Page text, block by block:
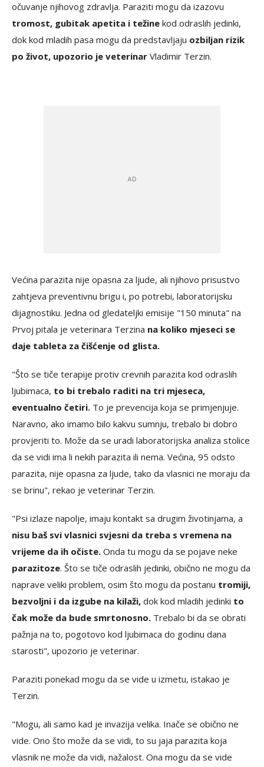
očuvanje njihovog zdravlja. Paraziti mogu da izazovu
tromost, gubitak apetita i težine kod odraslih jedinki,
dok kod mladih pasa mogu da predstavljaju ozbiljan rizik
po život, upozorio je veterinar Vladimir Terzin.
Većina parazita nije opasna za ljude, ali njihovo prisustvo
zahtjeva preventivnu brigu i, po potrebi, laboratorijsku
dijagnostiku. Jedna od gledateljki emisije "150 minuta" na
Prvoj pitala je veterinara Terzina na koliko mjeseci se
daje tableta za čišćenje od glista.
"Što se tiče terapije protiv crevnih parazita kod odraslih
ljubimaca, to bi trebalo raditi na tri mjeseca,
eventualno četiri. To je prevencija koja se primjenjuje.
Naravno, ako imamo bilo kakvu sumnju, trebalo bi dobro
provjeriti to. Može da se uradi laboratorijska analiza stolice
da se vidi ima li nekih parazita ili nema. Većina, 95 odsto
parazita, nije opasna za ljude, tako da vlasnici ne moraju da
se brinu", rekao je veterinar Terzin.
"Psi izlaze napolje, imaju kontakt sa drugim životinjama, a
nisu baš svi vlasnici svjesni da treba s vremena na
vrijeme da ih očiste. Onda tu mogu da se pojave neke
parazitoze. Što se tiče odraslih jedinki, obično ne mogu da
naprave veliki problem, osim što mogu da postanu tromiji,
bezvoljni i da izgube na kilaži, dok kod mladih jedinki to
čak može da bude smrtonosno. Trebalo bi da se obrati
pažnja na to, pogotovo kod ljubimaca do godinu dana
starosti", upozorio je veterinar.
Paraziti ponekad mogu da se vide u izmetu, istakao je
Terzin.
"Mogu, ali samo kad je invazija velika. Inače se obično ne
vide. Ono što može da se vidi, to su jaja parazita koja
vlasnik ne može da vidi, nažalost. Ona mogu da se vide